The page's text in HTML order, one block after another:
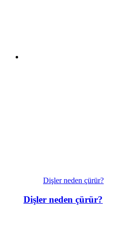
Dişler neden çürür?
Dişler neden çürür?